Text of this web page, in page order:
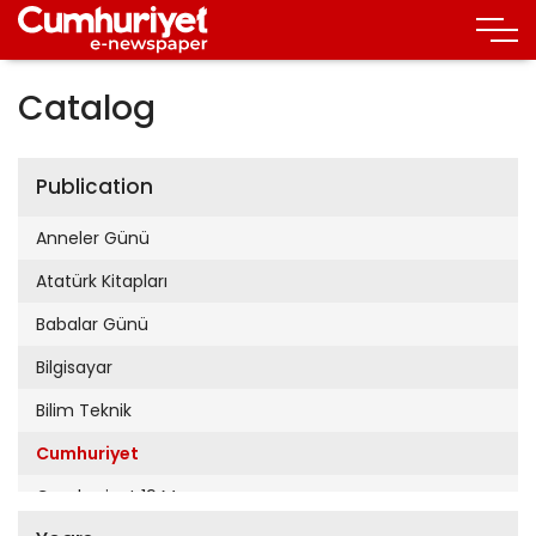
Catalog
Publication
Anneler Günü
Atatürk Kitapları
Babalar Günü
Bilgisayar
Bilim Teknik
Cumhuriyet
Cumhuriyet 19 Mayıs